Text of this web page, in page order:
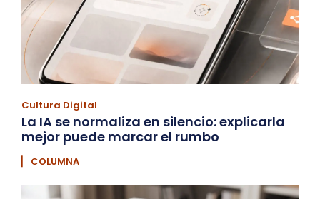
Cultura Digital
La IA se normaliza en silencio: explicarla
mejor puede marcar el rumbo
▏ COLUMNA